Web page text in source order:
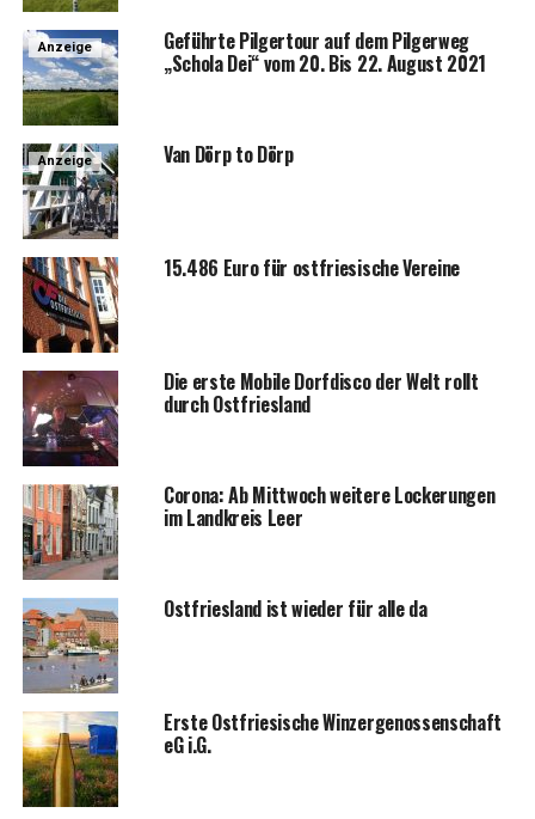
Anzeige Geführ­te Pil­ger­tour auf dem Pil­ger­weg
„Scho­la Dei“ vom 20. Bis 22. August 2021
Anzeige Van Dörp to Dörp
15.486 Euro für ost­frie­si­sche Vereine
Die ers­te Mobi­le Dorf­dis­co der Welt rollt
durch Ostfriesland
Coro­na: Ab Mitt­woch wei­te­re Locke­run­gen
im Land­kreis Leer
Ost­fries­land ist wie­der für alle da
Ers­te Ost­frie­si­sche Win­zer­ge­nos­sen­schaft
eG i.G.